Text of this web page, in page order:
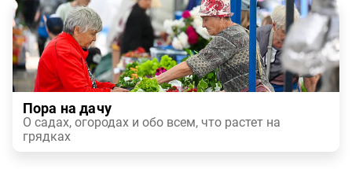
Пора на дачу
О садах, огородах и обо всем, что растет на
грядках